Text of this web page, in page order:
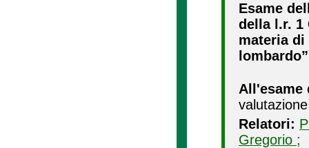
Esame
della l.r. 1
materia
All'esame
valutazione
Relatori:
Gregorio ;